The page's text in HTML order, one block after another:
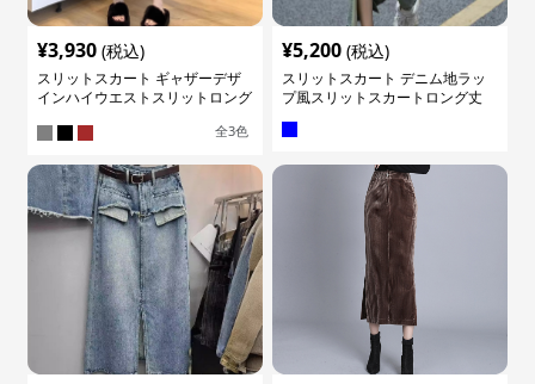
¥3,930 (税込)
スリットスカート ギャザーデザ
インハイウエストスリットロング
全3色
¥5,200 (税込)
スリットスカート デニム地ラッ
プ風スリットスカートロング丈